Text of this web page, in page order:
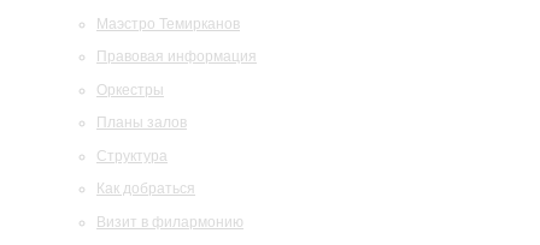
Маэстро Темирканов
Правовая информация
Оркестры
Планы залов
Структура
Как добраться
Визит в филармонию